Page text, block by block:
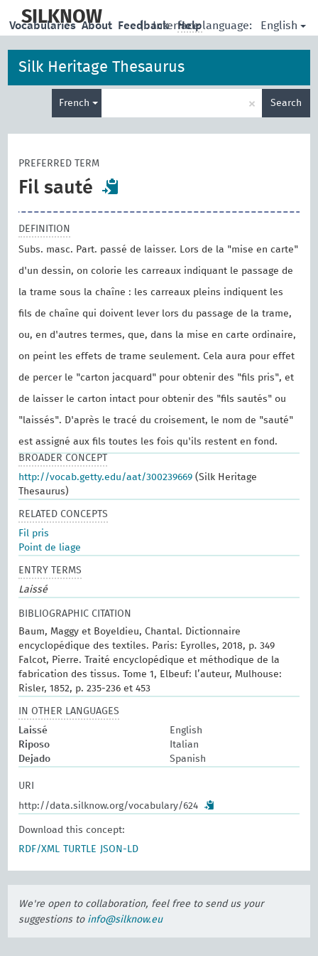
main
SILKNOW | Interface language: English
Vocabularies About Feedback Help
Silk Heritage Thesaurus
French × Search
PREFERRED TERM
Fil sauté
DEFINITION
Subs. masc. Part. passé de laisser. Lors de la "mise en carte"
d'un dessin, on colorie les carreaux indiquant le passage de
la trame sous la chaîne : les carreaux pleins indiquent les
fils de chaîne qui doivent lever lors du passage de la trame,
ou, en d'autres termes, que, dans la mise en carte ordinaire,
on peint les effets de trame seulement. Cela aura pour effet
de percer le "carton jacquard" pour obtenir des "fils pris", et
de laisser le carton intact pour obtenir des "fils sautés" ou
"laissés". D'après le tracé du croisement, le nom de "sauté"
est assigné aux fils toutes les fois qu'ils restent en fond.
BROADER CONCEPT
http://vocab.getty.edu/aat/300239669 (Silk Heritage
Thesaurus)
RELATED CONCEPTS
Fil pris
Point de liage
ENTRY TERMS
Laissé
BIBLIOGRAPHIC CITATION
Baum, Maggy et Boyeldieu, Chantal. Dictionnaire
encyclopédique des textiles. Paris: Eyrolles, 2018, p. 349
Falcot, Pierre. Traité encyclopédique et méthodique de la
fabrication des tissus. Tome 1, Elbeuf: l’auteur, Mulhouse:
Risler, 1852, p. 235-236 et 453
IN OTHER LANGUAGES
Laissé
English
Riposo
Italian
Dejado
Spanish
URI
http://data.silknow.org/vocabulary/624
Download this concept:
RDF/XML
TURTLE JSON-LD
We're open to collaboration, feel free to send us your
suggestions to info@silknow.eu